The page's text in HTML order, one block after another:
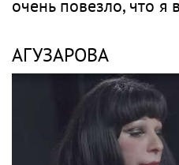
очень повезло, что я
АГУЗАРОВА